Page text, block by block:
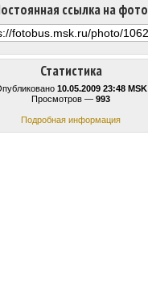
Статистика
10.05.2009 23:48 MSK
Просмотров — 993
Подробная информация
ссылка на фото